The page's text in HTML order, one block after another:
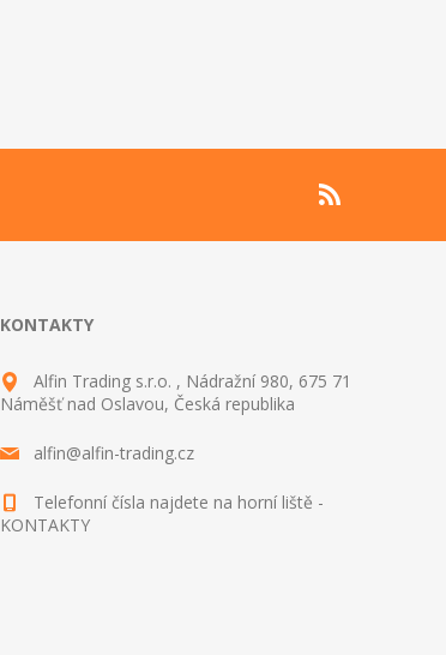
KONTAKTY
Alfin Trading s.r.o. , Nádražní 980, 675 71
Náměšť nad Oslavou, Česká republika
alfin@alfin-trading.cz
Telefonní čísla najdete na horní liště -
KONTAKTY